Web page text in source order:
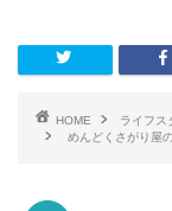
HOME ライフス
めんどくさがり屋